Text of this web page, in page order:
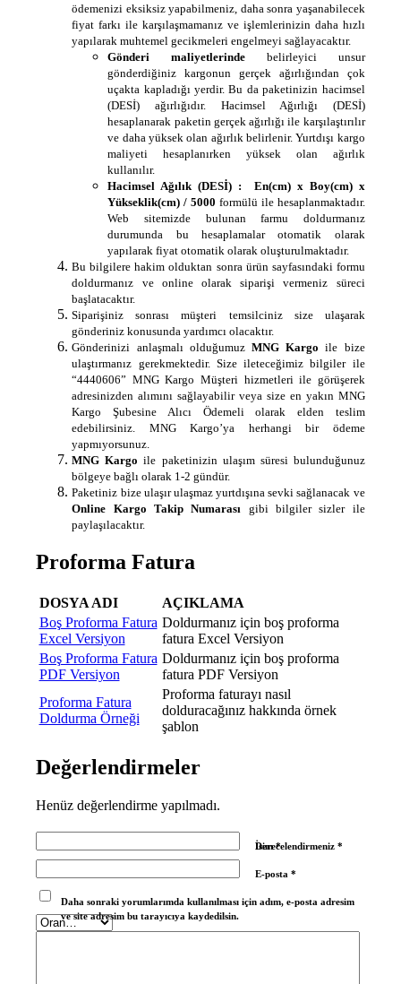
ödemenizi eksiksiz yapabilmeniz, daha sonra yaşanabilecek
fiyat farkı ile karşılaşmamanız ve işlemlerinizin daha hızlı
yapılarak muhtemel gecikmeleri engelmeyi sağlayacaktır.
Gönderi maliyetlerinde belirleyici unsur
gönderdiğiniz kargonun gerçek ağırlığından çok
uçakta kapladığı yerdir. Bu da paketinizin hacimsel
(DESİ) ağırlığıdır. Hacimsel Ağırlığı (DESİ)
hesaplanarak paketin gerçek ağırlığı ile karşılaştırılır
ve daha yüksek olan ağırlık belirlenir. Yurtdışı kargo
maliyeti hesaplanırken yüksek olan ağırlık
kullanılır.
Hacimsel Ağılık (DESİ) :
En(cm) x Boy(cm) x
Yükseklik(cm) / 5000 formülü ile hesaplanmaktadır.
Web sitemizde bulunan farmu doldurmanız
durumunda bu hesaplamalar otomatik olarak
yapılarak fiyat otomatik olarak oluşturulmaktadır.
Bu bilgilere hakim olduktan sonra ürün sayfasındaki formu
doldurmanız ve online olarak siparişi vermeniz süreci
başlatacaktır.
Siparişiniz sonrası müşteri temsilciniz size ulaşarak
gönderiniz konusunda yardımcı olacaktır.
Gönderinizi anlaşmalı olduğumuz MNG Kargo ile bize
ulaştırmanız gerekmektedir. Size ileteceğimiz bilgiler ile
“4440606” MNG Kargo Müşteri hizmetleri ile görüşerek
adresinizden alımını sağlayabilir veya size en yakın MNG
Kargo Şubesine Alıcı Ödemeli olarak elden teslim
edebilirsiniz. MNG Kargo’ya herhangi bir ödeme
yapmıyorsunuz.
MNG Kargo ile paketinizin ulaşım süresi bulunduğunuz
bölgeye bağlı olarak 1-2 gündür.
Paketiniz bize ulaşır ulaşmaz yurtdışına sevki sağlanacak ve
Online Kargo Takip Numarası gibi bilgiler sizler ile
paylaşılacaktır.
Proforma Fatura
DOSYA ADI
AÇIKLAMA
Boş Proforma Fatura
Excel Versiyon
Doldurmanız için boş proforma
fatura Excel Versiyon
Boş Proforma Fatura
PDF Versiyon
Doldurmanız için boş proforma
fatura PDF Versiyon
Proforma Fatura
Doldurma Örneği
Proforma faturayı nasıl
dolduracağınız hakkında örnek
şablon
Değerlendirmeler
Henüz değerlendirme yapılmadı.
İsim*
E-posta*
Daha sonraki yorumlarımda kullanılması için adım, e-posta adresim
ve site adresim bu tarayıcıya kaydedilsin.
Derecelendirmeniz*